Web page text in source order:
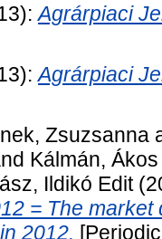
Agrárpiaci
Agrárpiaci
Zsuzsanna
Kálmán, Ákos
Ildikó Edit
= The
2012.